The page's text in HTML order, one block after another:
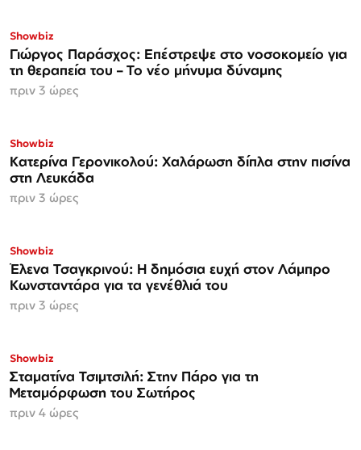
Showbiz
Γιώργος Παράσχος: Επέστρεψε στο νοσοκομείο για
τη θεραπεία του – Το νέο μήνυμα δύναμης
πριν 3 ώρες
Showbiz
Κατερίνα Γερονικολού: Χαλάρωση δίπλα στην πισίνα
στη Λευκάδα
πριν 3 ώρες
Showbiz
Έλενα Τσαγκρινού: Η δημόσια ευχή στον Λάμπρο
Κωνσταντάρα για τα γενέθλιά του
πριν 3 ώρες
Showbiz
Σταματίνα Τσιμτσιλή: Στην Πάρο για τη
Μεταμόρφωση του Σωτήρος
πριν 4 ώρες